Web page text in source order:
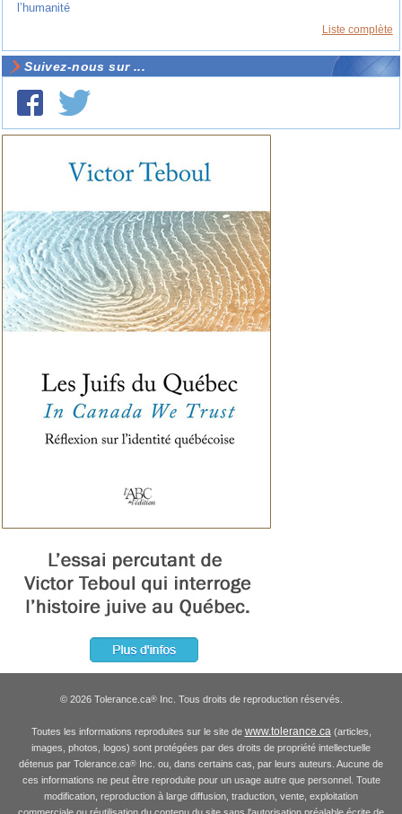
l’humanité
Liste complète
Suivez-nous sur ...
© 2026 Tolerance.ca®Inc. Tous droits de reproduction réservés.
Toutes les informations reproduites sur le site de www.tolerance.ca(articles,
images, photos, logos) sont protégées par des droits de propriété intellectuelle
détenus par Tolerance.ca® Inc. ou, dans certains cas, par leurs auteurs. Aucune de
ces informations ne peut être reproduite pour un usage autre que personnel. Toute
modification, reproduction à large diffusion, traduction, vente, exploitation